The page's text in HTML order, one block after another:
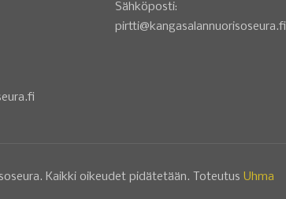
Sähköposti:
pirtti@kangasalannuorisoseura.fi
Kaikki oikeudet pidätetään. ToteutusUhma